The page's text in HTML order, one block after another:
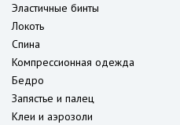
Эластичные бинты
Локоть
Спина
Компрессионная одежда
Бедро
Запястье и палец
Клеи и аэрозоли